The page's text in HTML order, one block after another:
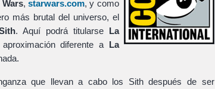
,starwars.com, y como
más brutal del universo, el
. Aquí podrá titularse La
diferente a La
que llevan a cabo los Sith después de ser